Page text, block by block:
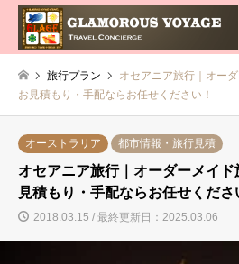
旅行プラン
オセアニア旅行｜オー
お見積もり・手配ならお任せください！
オーストラリア 都市情報・旅行見積
オセアニア旅行｜オーダーメイ
見積もり・手配ならお任せくださ
2018.03.15 / 最終更新日：2025.03.06